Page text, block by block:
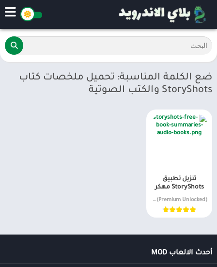
ضع الكلمة المناسبة: تحميل ملخصات كتاب
StoryShots والكتب الصوتية
تنزيل تطبيق
StoryShots مهكر
v2.8.25 MOD APK (Premium Unlocked)
أحدث الالعاب MOD